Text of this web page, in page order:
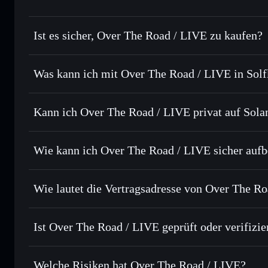
Ist es sicher, Over The Road / LIVE zu kaufen?
Over The Road / LIVE
Was kann ich mit Over The Road / LIVE in
Over The Road / LIVE
Solflare-Wallet
Sofort tauschen – handle OTR gegen SOL, USDC oder
Durchschnittskosteneffekt nutzen – Schritt für Schritt
Privat senden– übertrage OTR, ohne Wallets öffentlich
Aggregators
Kann ich Over The Road / LIVE privat auf
Privacy
Wie kann ich Over The Road / LIVE sicher
Over The Road / LIVE
Wie lautet die Vertragsadresse von Over The
Over The Road /
Wallet
OTR
Ist Over The Road / LIVE geprüft oder
Over The Road / LIVE
Welche Risiken hat Over The Road / LIVE?